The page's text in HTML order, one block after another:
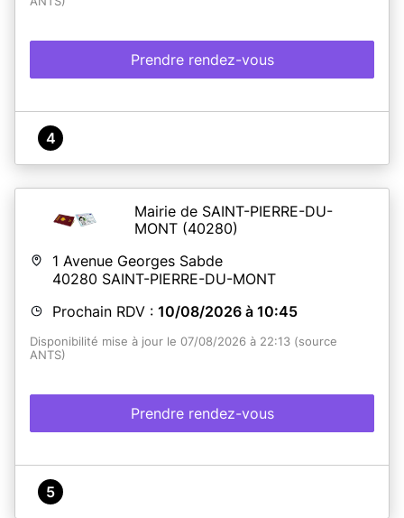
Prendre rendez-vous
4
Mairie de SAINT-PIERRE-DU-
MONT (40280)
1 Avenue Georges Sabde
40280 SAINT-PIERRE-DU-MONT
Prochain RDV : 10/08/2026 à 10:45
Disponibilité mise à jour le 07/08/2026 à 22:13 (source
ANTS)
Prendre rendez-vous
5